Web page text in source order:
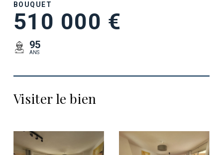
BOUQUET
510 000 €
95
ANS
Visiter le bien